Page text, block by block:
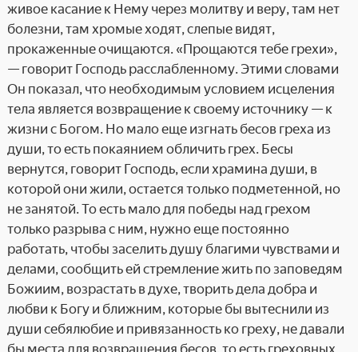
живое касание к Нему через молитву и веру, там нет
болезни, там хромые ходят, слепые видят,
прокаженные очищаются. «Прощаются тебе грехи»,
— говорит Господь расслабленному. Этими словами
Он показал, что необходимым условием исцеления
тела является возвращение к своему источнику — к
жизни с Богом. Но мало еще изгнать бесов греха из
души, то есть покаянием обличить грех. Бесы
вернутся, говорит Господь, если храмина души, в
которой они жили, остается только подметенной, но
не занятой. То есть мало для победы над грехом
только разрыва с ним, нужно еще постоянно
работать, чтобы заселить душу благими чувствами и
делами, сообщить ей стремление жить по заповедям
Божиим, возрастать в духе, творить дела добра и
любви к Богу и ближним, которые бы вытеснили из
души себялюбие и привязанность ко греху, не давали
бы места для возвращения бесов, то есть греховных